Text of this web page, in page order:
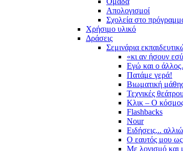
Απολογισμοί
Σχολεία στο
Χρήσιμο υλικό
Δράσεις
Σεμινάρια
«κι αν ήσουν
Εγώ και ο
Πατάμε γερά!
Βιωματική
Τεχνικές
Κλικ – Ο
Flashbacks
Nour
Ειδήσεις...
Ο εαυτός μου ως
Με λογισμό και